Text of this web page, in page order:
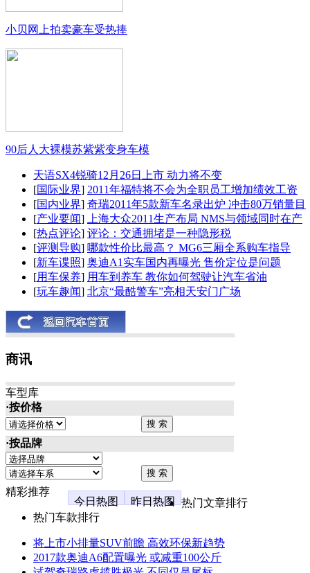
小贝网上拍卖豪车受热捧
90后人大裸模苏紫紫变身车模
天语SX4锐骑12月26日上市 动力将不变
[国际业界] 2011年福特将不会为全职员工增加绩效工资
[国内业界] 奇瑞2011年5款新车名录出炉 冲击80万销量目
[产业要闻]
上海大众2011生产布局 NMS与领域同时在产
[热点评论] 评论：交通拥堵是一种隐形税
[评测导购] 哪款性价比最高？ MG6三厢全系购车指导
[新车谍照] 奥迪A1实车国内再曝光 售价定位是问题
[用车保养] 用车到养车 教你如何驾驶让汽车省油
[玩车趣闻] 北京“最酷警车”亮相天安门广场
商讯
车型库
·按价格
·按品牌
精彩推荐
今日热图
昨日热图
热门文章排行
热门车款排行
将上市小排量SUV前瞻 高效环保新趋势
2017款奥迪A6配置曝光 或减重100公斤